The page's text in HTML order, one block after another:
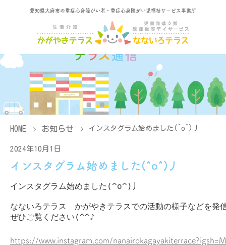
愛知県大府市の重症心身障がい者・重症心身障がい児福祉サービス事業所
HOME お知らせ インスタグラム始めました(^o^)丿
2024年10月1日
インスタグラム始めました(^o^)丿
インスタグラム始めました(^o^)丿
なないろテラス　かがやきテラスでの活動の様子などを発
ぜひご覧ください(^^♪
https://www.instagram.com/